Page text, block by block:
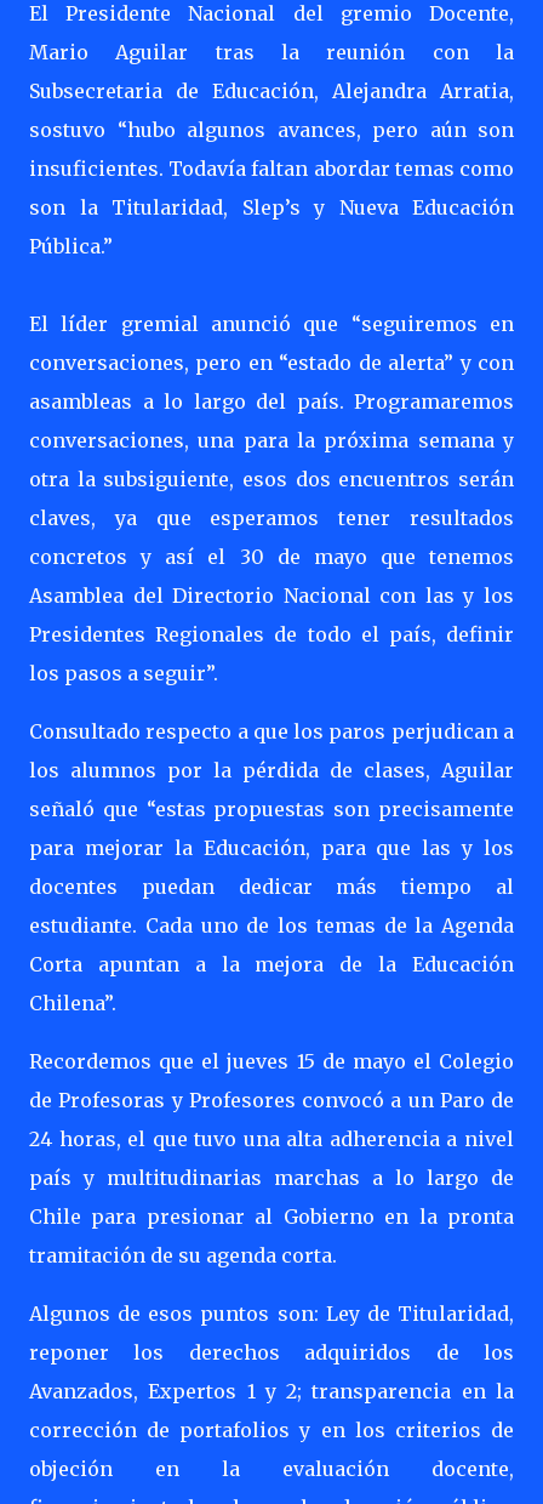
El Presidente Nacional del gremio Docente,
Mario Aguilar tras la reunión con la
Subsecretaria de Educación, Alejandra Arratia,
sostuvo “hubo algunos avances, pero aún son
insuficientes. Todavía faltan abordar temas como
son la Titularidad, Slep’s y Nueva Educación
Pública.”
El líder gremial anunció que “seguiremos en
conversaciones, pero en “estado de alerta” y con
asambleas a lo largo del país. Programaremos
conversaciones, una para la próxima semana y
otra la subsiguiente, esos dos encuentros serán
claves, ya que esperamos tener resultados
concretos y así el 30 de mayo que tenemos
Asamblea del Directorio Nacional con las y los
Presidentes Regionales de todo el país, definir
los pasos a seguir”.
Consultado respecto a que los paros perjudican a
los alumnos por la pérdida de clases, Aguilar
señaló que “estas propuestas son precisamente
para mejorar la Educación, para que las y los
docentes puedan dedicar más tiempo al
estudiante. Cada uno de los temas de la Agenda
Corta apuntan a la mejora de la Educación
Chilena”.
Recordemos que el jueves 15 de mayo el Colegio
de Profesoras y Profesores convocó a un Paro de
24 horas, el que tuvo una alta adherencia a nivel
país y multitudinarias marchas a lo largo de
Chile para presionar al Gobierno en la pronta
tramitación de su agenda corta.
Algunos de esos puntos son: Ley de Titularidad,
reponer los derechos adquiridos de los
Avanzados, Expertos 1 y 2; transparencia en la
corrección de portafolios y en los criterios de
objeción en la evaluación docente,